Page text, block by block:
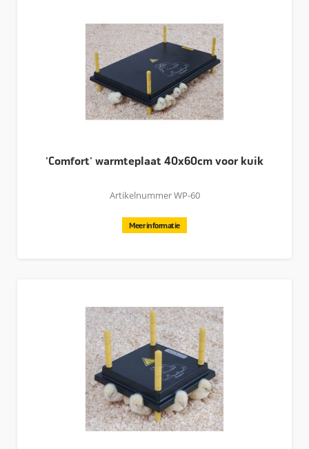
'Comfort' warmteplaat 40x60cm voor kuik
Artikelnummer WP-60
Meer informatie